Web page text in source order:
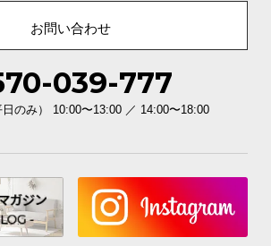
お問い合わせ
039-777
のみ） 10:00〜13:00 ／ 14:00〜18:00